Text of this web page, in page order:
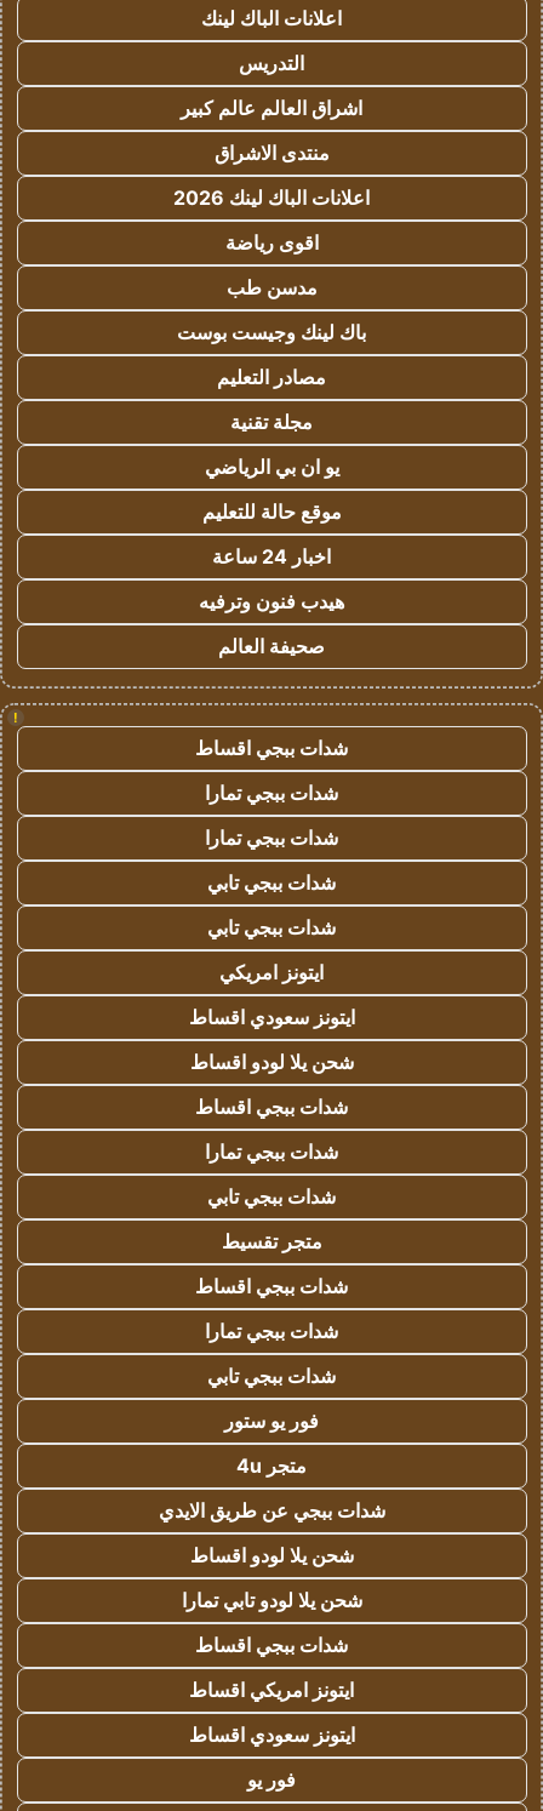
اعلانات الباك لينك
التدريس
اشراق العالم عالم كبير
منتدى الاشراق
اعلانات الباك لينك 2026
اقوى رياضة
مدسن طب
باك لينك وجيست بوست
مصادر التعليم
مجلة تقنية
يو ان بي الرياضي
موقع حالة للتعليم
اخبار 24 ساعة
هيدب فنون وترفيه
صحيفة العالم
!
شدات ببجي اقساط
شدات ببجي تمارا
شدات ببجي تمارا
شدات ببجي تابي
شدات ببجي تابي
ايتونز امريكي
ايتونز سعودي اقساط
شحن يلا لودو اقساط
شدات ببجي اقساط
شدات ببجي تمارا
شدات ببجي تابي
متجر تقسيط
شدات ببجي اقساط
شدات ببجي تمارا
شدات ببجي تابي
فور يو ستور
متجر 4u
شدات ببجي عن طريق الايدي
شحن يلا لودو اقساط
شحن يلا لودو تابي تمارا
شدات ببجي اقساط
ايتونز امريكي اقساط
ايتونز سعودي اقساط
فور يو